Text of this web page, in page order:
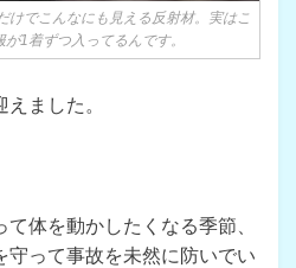
けでこんなにも見える反射材。実はこ
1着ずつ入ってるんです。
ました。
体を動かしたくなる季節、
守って事故を未然に防いでい